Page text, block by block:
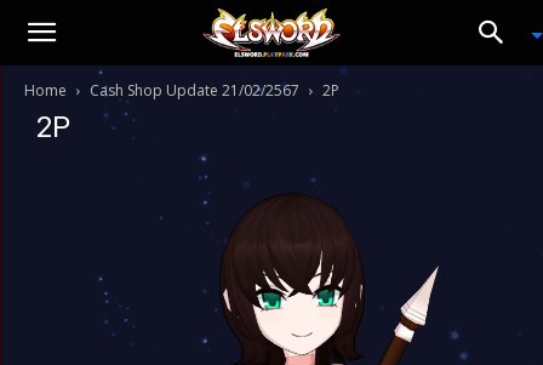
Home Cash Shop Update 21/02/2567 2P
2P